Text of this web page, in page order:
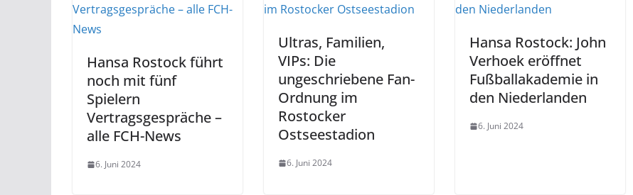
Hansa Rostock führt
noch mit fünf
Spielern
Vertragsgespräche –
alle FCH-News
6. Juni 2024
Ultras, Familien,
VIPs: Die
ungeschriebene Fan-
Ordnung im
Rostocker
Ostseestadion
6. Juni 2024
Hansa Rostock: John
Verhoek eröffnet
Fußballakademie in
den Niederlanden
6. Juni 2024